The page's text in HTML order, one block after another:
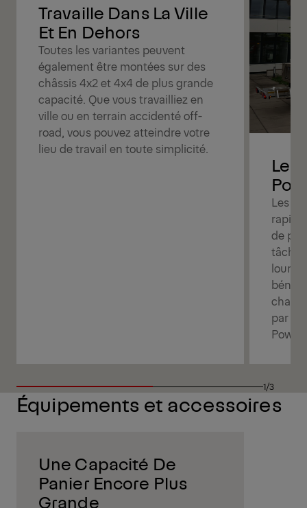
Travaille Dans La Ville
Et En Dehors
Toutes les variantes peuvent
également être montées sur des
châssis 4x2 et 4x4 de plus grande
capacité. Que vous travailliez en
ville ou en terrain accidenté off-
road, vous pouvez atteindre votre
lieu de travail en toute simplicité.
Le
Les
de
lourd.
par
1/3
Équipements et accessoires
Une Capacité De
Panier Encore Plus
Grande